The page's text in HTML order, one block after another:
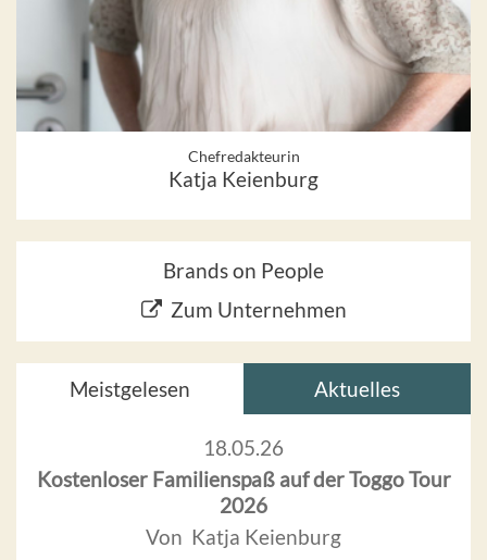
Chefredakteurin
Katja Keienburg
Brands on People
Zum Unternehmen
Meistgelesen Aktuelles
18.05.26
Kostenloser Familienspaß auf der Toggo Tour
2026
Von Katja Keienburg